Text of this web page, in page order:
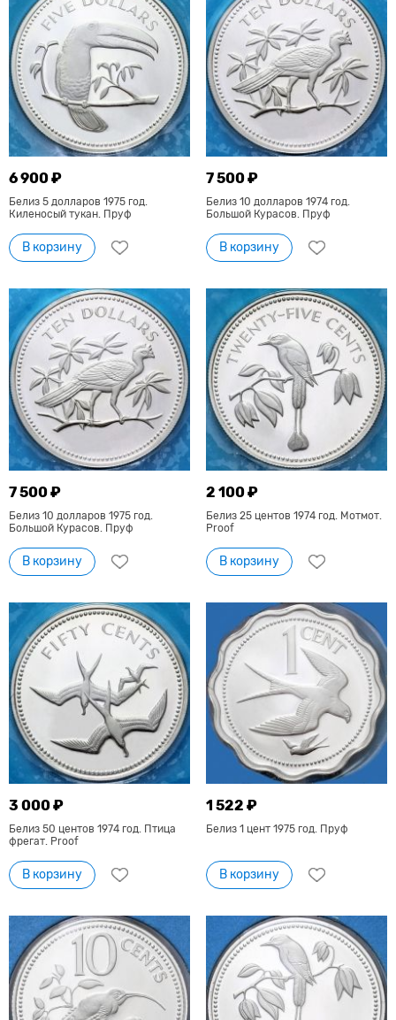
6 900 ₽
Белиз 5 долларов 1975 год.
Киленосый тукан. Пруф
В корзину
7 500 ₽
Белиз 10 долларов 1974 год.
Большой Курасов. Пруф
В корзину
7 500 ₽
Белиз 10 долларов 1975 год.
Большой Курасов. Пруф
В корзину
2 100 ₽
Белиз 25 центов 1974 год. Мотмот.
Proof
В корзину
3 000 ₽
Белиз 50 центов 1974 год. Птица
фрегат. Proof
В корзину
1 522 ₽
Белиз 1 цент 1975 год. Пруф
В корзину